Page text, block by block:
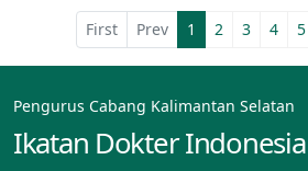
First Prev 1 2 3 4 5
Pengurus Cabang Kalimantan Selatan
Ikatan Dokter Indonesia